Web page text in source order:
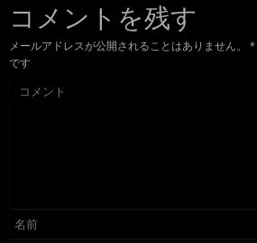
コメントを残す
メールアドレスが公開されることはありません。 *
です